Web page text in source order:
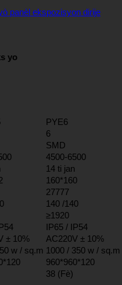
panèl ekspozisyon dirije
yo
PYE6
6
SMD
4500-6500
14 ti jan
160*160
27777
140 /140
≥1920
IP65 / IP54
± 10% AC220V ± 10%
w / sq.m 1000 / 350 w / sq.m
960*960*120
38 (Fè)